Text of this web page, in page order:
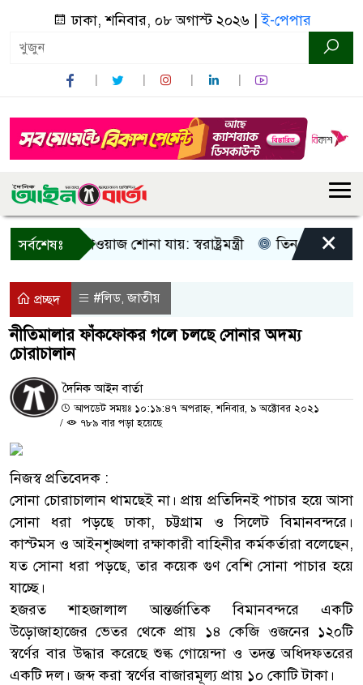
ঢাকা, শনিবার, ০৮ অগাস্ট ২০২৬ |ই-পেপার
সর্বশেষঃ
টাওয়াজ শোনা যায়: স্বরাষ্ট্রমন্ত্রী তিন দিনের মধ্যে গ্যাস
×
প্রচ্ছদ #লিড,জাতীয়
নীতিমালার ফাঁকফোকর গলে চলছে সোনার অদম্য
চোরাচালান
দৈনিক আইন বার্তা
আপডেট সময়ঃ ১০:১৯:৪৭ অপরাহ্ন, শনিবার, ৯ অক্টোবর ২০২১
/
৭৮৯ বার পড়া হয়েছে
নিজস্ব প্রতিবেদক :
সোনা চোরাচালান থামছেই না। প্রায় প্রতিদিনই পাচার হয়ে আসা
সোনা ধরা পড়ছে ঢাকা, চট্টগ্রাম ও সিলেট বিমানবন্দরে।
কাস্টমস ও আইনশৃঙ্খলা রক্ষাকারী বাহিনীর কর্মকর্তারা বলেছেন,
যত সোনা ধরা পড়ছে, তার কয়েক গুণ বেশি সোনা পাচার হয়ে
যাচ্ছে।
হজরত শাহজালাল আন্তর্জাতিক বিমানবন্দরে একটি
উড়োজাহাজের ভেতর থেকে প্রায় ১৪ কেজি ওজনের ১২০টি
স্বর্ণের বার উদ্ধার করেছে শুল্ক গোয়েন্দা ও তদন্ত অধিদফতরের
একটি দল। জব্দ করা স্বর্ণের বাজারমূল্য প্রায় ১০ কোটি টাকা।